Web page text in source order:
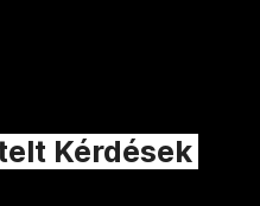
Kérdések